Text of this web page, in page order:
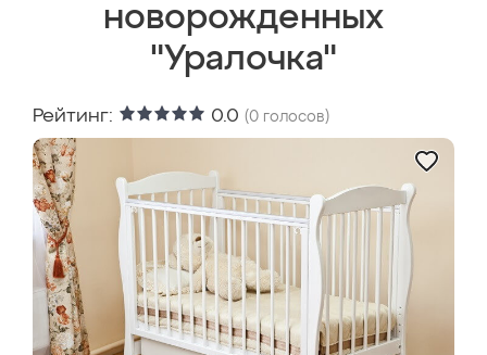
новорожденных
"Уралочка"
Рейтинг: 0.0 (0 голосов)